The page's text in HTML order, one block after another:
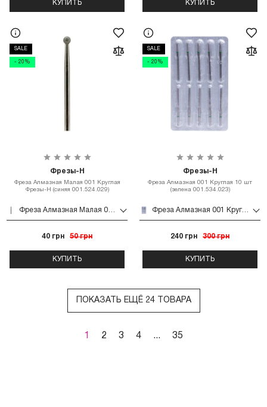
КУПИТЬ КУПИТЬ
SALE
- 20%
Фрезы-Н
Фреза Алмазная Малая 001 Круглая
Фрезы-Н (синяя 001.524.029)
40 грн 50 грн
КУПИТЬ
SALE
- 20%
Фрезы-Н
Фреза Алмазная 001 Круглая 10 шт
(зелена 001.534.023)
Фреза Алмазная 001 Круглая 10 шт (зелена 001.534.023)
240 грн 300 грн
КУПИТЬ
ПОКАЗАТЬ ЕЩЁ 24 ТОВАРА
1 2 3 4 ... 35